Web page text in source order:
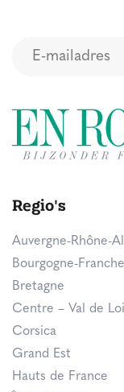
Regio's
Auvergne-Rhône-
Bourgogne-
Bretagne
Centre – Val de
Corsica
Grand Est
Hauts de France